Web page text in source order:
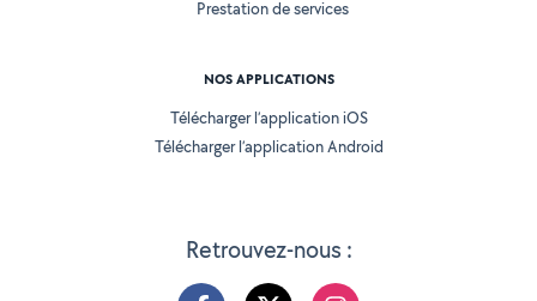
Retrouvez-nous :
Prestation de services
NOS APPLICATIONS
Télécharger l’application iOS
Télécharger l’application Android